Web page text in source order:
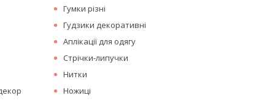
Гумки різні
Гудзики декоративні
Аплікації для одягу
Стрічки-липучки
Нитки
Ножиці